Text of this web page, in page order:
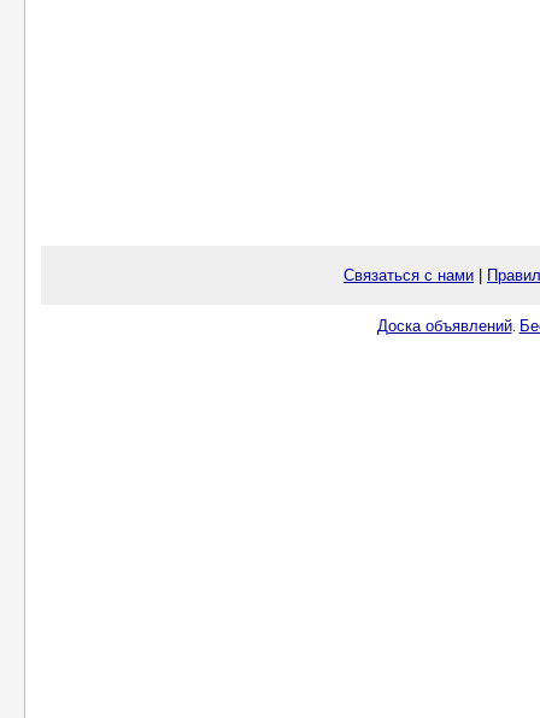
Связаться с нами
Доска объявлений.